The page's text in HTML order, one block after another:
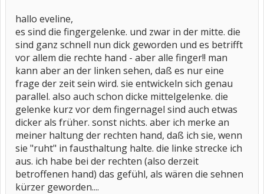
hallo eveline,
es sind die fingergelenke. und zwar in der mitte. die
sind ganz schnell nun dick geworden und es betrifft
vor allem die rechte hand - aber alle finger!! man
kann aber an der linken sehen, daß es nur eine
frage der zeit sein wird. sie entwickeln sich genau
parallel. also auch schon dicke mittelgelenke. die
gelenke kurz vor dem fingernagel sind auch etwas
dicker als früher. sonst nichts. aber ich merke an
meiner haltung der rechten hand, daß ich sie, wenn
sie "ruht" in fausthaltung halte. die linke strecke ich
aus. ich habe bei der rechten (also derzeit
betroffenen hand) das gefühl, als wären die sehnen
kürzer geworden....